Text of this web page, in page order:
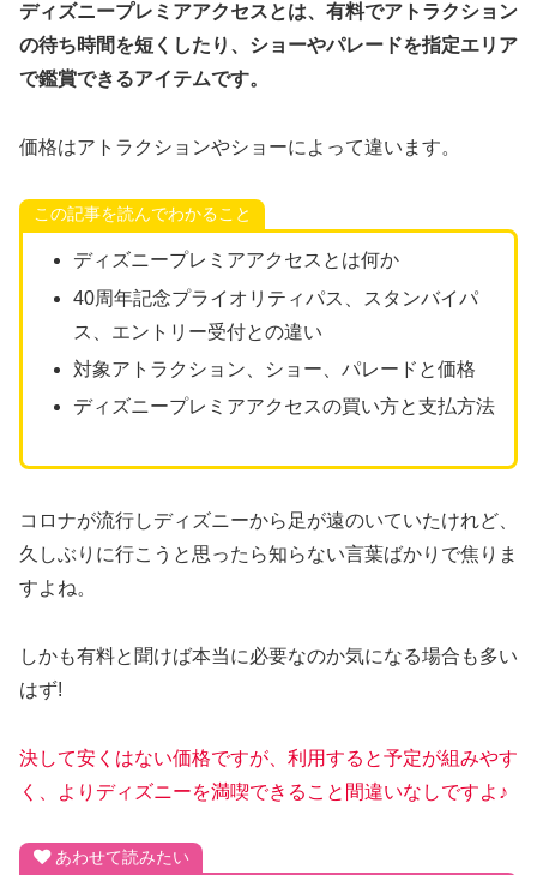
ディズニープレミアアクセスとは、有料でアトラクション
の待ち時間を短くしたり、ショーやパレードを指定エリア
で鑑賞できるアイテムです。
価格はアトラクションやショーによって違います。
この記事を読んでわかること
ディズニープレミアアクセスとは何か
40周年記念プライオリティパス、スタンバイパ
ス、エントリー受付との違い
対象アトラクション、ショー、パレードと価格
ディズニープレミアアクセスの買い方と支払方法
コロナが流行しディズニーから足が遠のいていたけれど、
久しぶりに行こうと思ったら知らない言葉ばかりで焦りま
すよね。
しかも有料と聞けば本当に必要なのか気になる場合も多い
はず!
決して安くはない価格ですが、利用すると予定が組みやす
く、よりディズニーを満喫できること間違いなしですよ♪
あわせて読みたい